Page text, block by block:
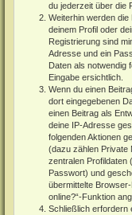
du jederzeit über die
Weiterhin werden
deinem Profil oder
Registrierung sind
Adresse und ein
Daten als notwendig
Eingabe ersichtlich.
Wenn du einen
dort eingegebenen
einen Beitrag als
deine IP-Adresse
folgenden Aktionen
(dazu zählen Private
zentralen Profildaten
Passwort) und
übermittelte
online?“-Funktion
Schließlich erfordern